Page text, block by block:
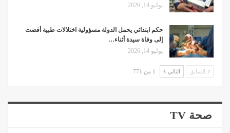
يوليو 14, 2026
حكم ابتدائي يحمل الدولة مسؤولية اختلالات طبية أفضت
إلى وفاة سيدة أثناء…
يوليو 14, 2026
السابق التالي 1 من 771
صحة TV